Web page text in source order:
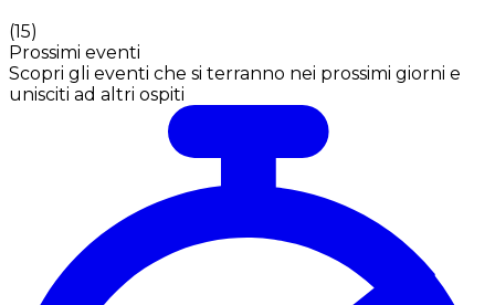
(15)
Prossimi eventi
Scopri gli eventi che si terranno nei prossimi giorni e
unisciti ad altri ospiti